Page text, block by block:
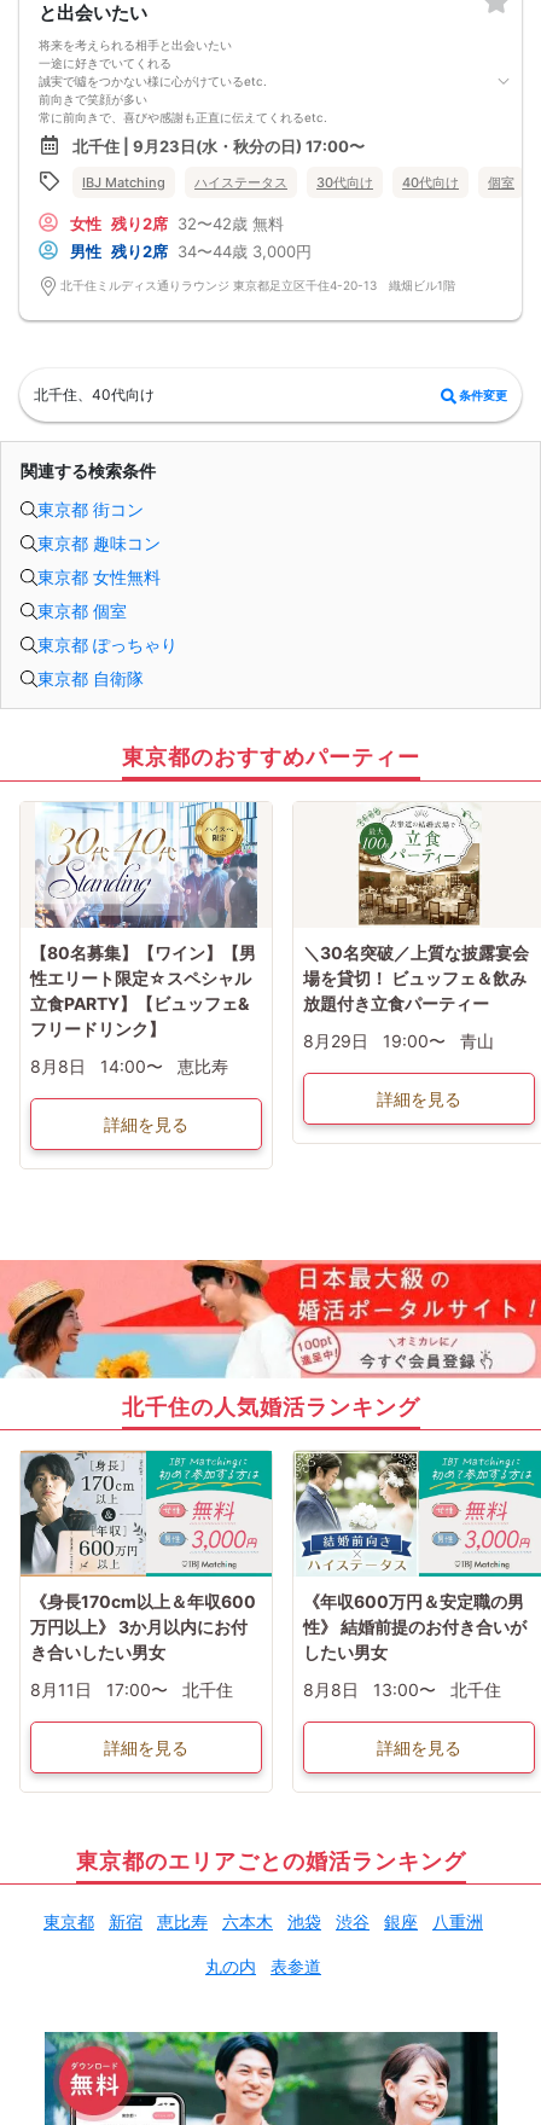
と出会いたい
将来を考えられる相手と出会いたい
一途に好きでいてくれる
誠実で噓をつかない様に心がけているetc.
前向きで笑顔が多い
常に前向きで、喜びや感謝も正直に伝えてくれるetc.
一途でいつも前向きな二人なら、
私生活やお仕事にとっても、
かけがえのない存在に♡
そんな将来を変えられる相手と出会いたい方へ
北千住 | 9月23日(水・秋分の日) 17:00〜
IBJ Matching ハイステータス 30代向け 40代向け 個室
女性 残り2席 32〜42歳 無料
男性 残り2席 34〜44歳 3,000円
北千住ミルディス通りラウンジ 東京都足立区千住4-20-13 織畑ビル1階
北千住、40代向け 条件変更
関連する検索条件
東京都 街コン
東京都 趣味コン
東京都 女性無料
東京都 個室
東京都 ぽっちゃり
東京都 自衛隊
東京都のおすすめパーティー
【80名募集】【ワイン】【男
性エリート限定☆スペシャル
立食PARTY】【ビュッフェ&
フリードリンク】
8月8日
14:00〜 恵比寿
詳細を見る
＼30名突破／上質な披露宴会
場を貸切！ ビュッフェ＆飲み
放題付き立食パーティー
8月29日
19:00〜 青山
詳細を見る
北千住の人気婚活ランキング
《身長170cm以上＆年収600
万円以上》 3か月以内にお付
き合いしたい男女
8月11日
17:00〜 北千住
詳細を見る
《年収600万円＆安定職の男
性》 結婚前提のお付き合いが
したい男女
8月8日
13:00〜 北千住
詳細を見る
東京都のエリアごとの婚活ランキング
東京都 新宿 恵比寿 六本木 池袋 渋谷 銀座 八重洲
丸の内 表参道